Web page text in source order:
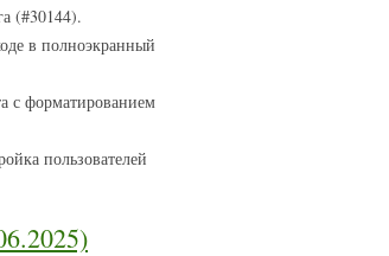
(#30144).
в полноэкранный
с форматированием
пользователей